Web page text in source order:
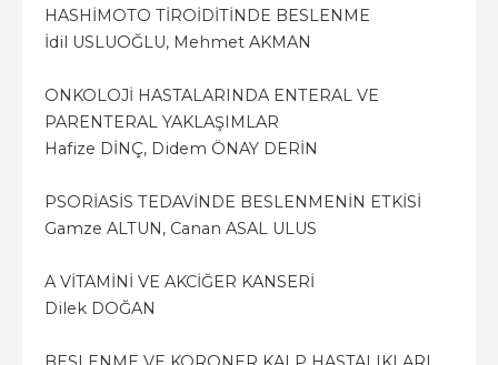
HASHİMOTO TİROİDİTİNDE BESLENME
İdil USLUOĞLU, Mehmet AKMAN
ONKOLOJİ HASTALARINDA ENTERAL VE
PARENTERAL YAKLAŞIMLAR
Hafize DİNÇ, Didem ÖNAY DERİN
PSORİASİS TEDAVİNDE BESLENMENİN ETKİSİ
Gamze ALTUN, Canan ASAL ULUS
A VİTAMİNİ VE AKCİĞER KANSERİ
Dilek DOĞAN